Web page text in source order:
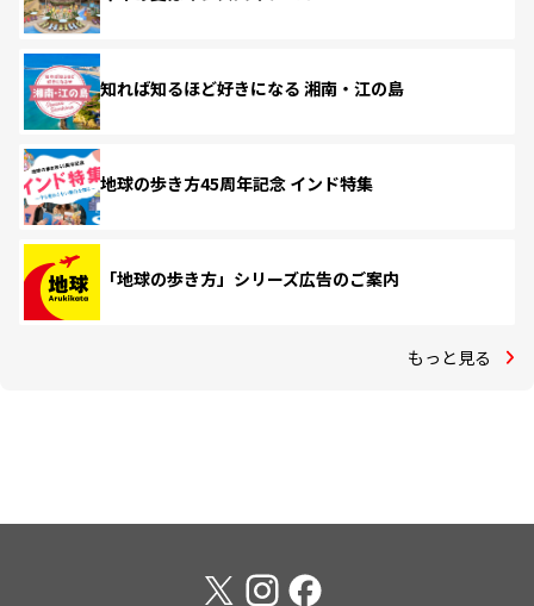
知れば知るほど好きになる 湘南・江の島
地球の歩き方45周年記念 インド特集
「地球の歩き方」シリーズ広告のご案内
もっと見る